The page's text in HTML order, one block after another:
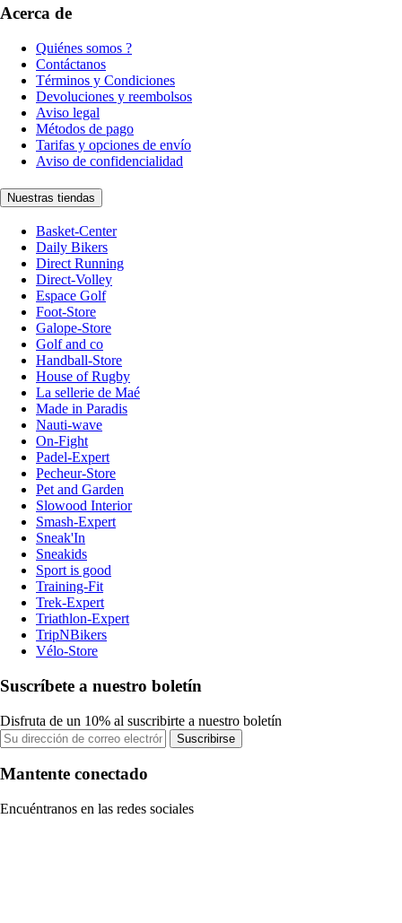
Acerca de
Quiénes somos ?
Contáctanos
Términos y Condiciones
Devoluciones y reembolsos
Aviso legal
Métodos de pago
Tarifas y opciones de envío
Aviso de confidencialidad
Nuestras tiendas
Basket-Center
Daily Bikers
Direct Running
Direct-Volley
Espace Golf
Foot-Store
Galope-Store
Golf and co
Handball-Store
House of Rugby
La sellerie de Maé
Made in Paradis
Nauti-wave
On-Fight
Padel-Expert
Pecheur-Store
Pet and Garden
Slowood Interior
Smash-Expert
Sneak'In
Sneakids
Sport is good
Training-Fit
Trek-Expert
Triathlon-Expert
TripNBikers
Vélo-Store
Suscríbete a nuestro boletín
Disfruta de un 10% al suscribirte a nuestro boletín
Suscribirse
Mantente conectado
Encuéntranos en las redes sociales